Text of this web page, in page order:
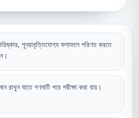
পুনরাবৃত্তিযোগ্য ফলাফলে পরিণত করতে
রাখুন যাতে গণনাটি পরে পরীক্ষা করা যায়।